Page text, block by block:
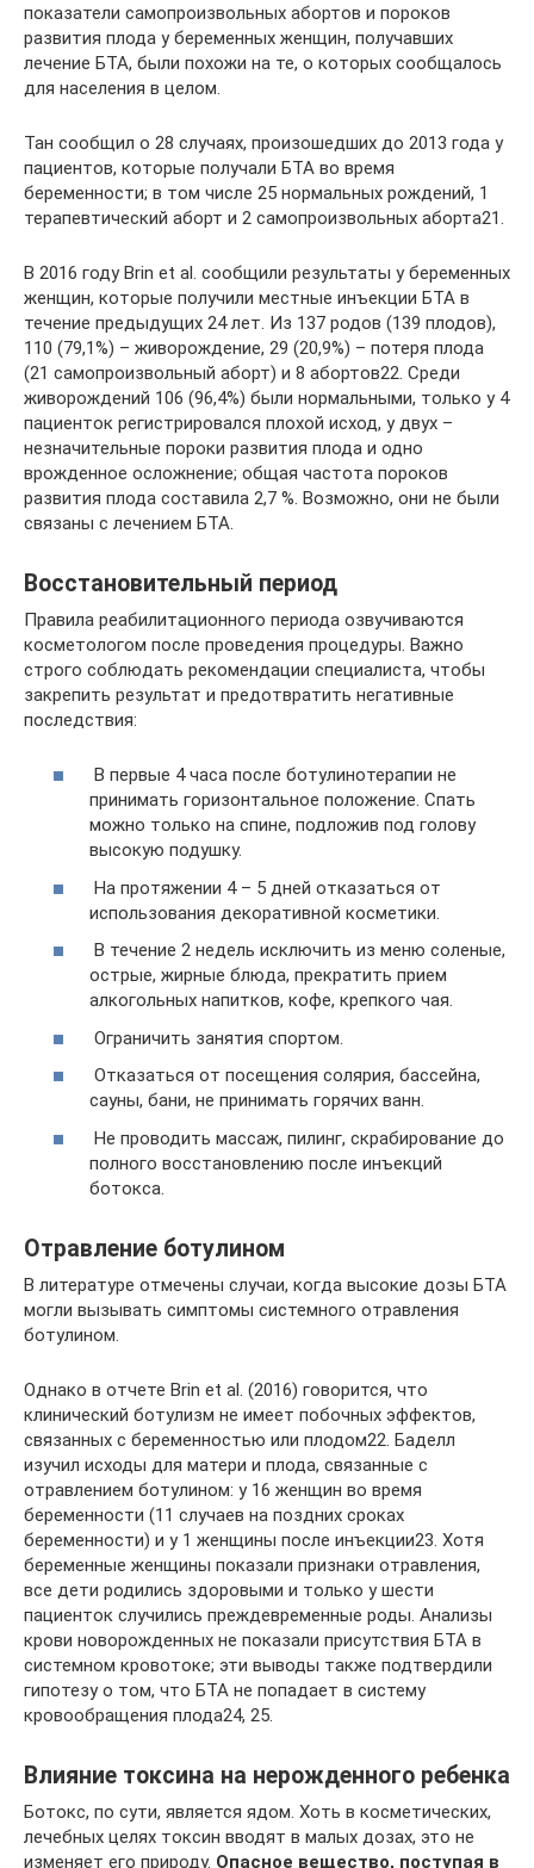
показатели самопроизвольных абортов и пороков
развития плода у беременных женщин, получавших
лечение БТА, были похожи на те, о которых сообщалось
для населения в целом.
Тан сообщил о 28 случаях, произошедших до 2013 года у
пациентов, которые получали БТА во время
беременности; в том числе 25 нормальных рождений, 1
терапевтический аборт и 2 самопроизвольных аборта21.
В 2016 году Brin et al. сообщили результаты у беременных
женщин, которые получили местные инъекции БТА в
течение предыдущих 24 лет. Из 137 родов (139 плодов),
110 (79,1%) – живорождение, 29 (20,9%) – потеря плода
(21 самопроизвольный аборт) и 8 абортов22. Среди
живорождений 106 (96,4%) были нормальными, только у 4
пациенток регистрировался плохой исход, у двух –
незначительные пороки развития плода и одно
врожденное осложнение; общая частота пороков
развития плода составила 2,7 %. Возможно, они не были
связаны с лечением БТА.
Восстановительный период
Правила реабилитационного периода озвучиваются
косметологом после проведения процедуры. Важно
строго соблюдать рекомендации специалиста, чтобы
закрепить результат и предотвратить негативные
последствия:
В первые 4 часа после ботулинотерапии не
принимать горизонтальное положение. Спать
можно только на спине, подложив под голову
высокую подушку.
На протяжении 4 – 5 дней отказаться от
использования декоративной косметики.
В течение 2 недель исключить из меню соленые,
острые, жирные блюда, прекратить прием
алкогольных напитков, кофе, крепкого чая.
Ограничить занятия спортом.
Отказаться от посещения солярия, бассейна,
сауны, бани, не принимать горячих ванн.
Не проводить массаж, пилинг, скрабирование до
полного восстановлению после инъекций
ботокса.
Отравление ботулином
В литературе отмечены случаи, когда высокие дозы БТА
могли вызывать симптомы системного отравления
ботулином.
Однако в отчете Brin et al. (2016) говорится, что
клинический ботулизм не имеет побочных эффектов,
связанных с беременностью или плодом22. Баделл
изучил исходы для матери и плода, связанные с
отравлением ботулином: у 16 женщин во время
беременности (11 случаев на поздних сроках
беременности) и у 1 женщины после инъекции23. Хотя
беременные женщины показали признаки отравления,
все дети родились здоровыми и только у шести
пациенток случились преждевременные роды. Анализы
крови новорожденных не показали присутствия БТА в
системном кровотоке; эти выводы также подтвердили
гипотезу о том, что БТА не попадает в систему
кровообращения плода24, 25.
Влияние токсина на нерожденного ребенка
Ботокс, по сути, является ядом. Хоть в косметических,
лечебных целях токсин вводят в малых дозах, это не
изменяет его природу. Опасное вещество, поступая в